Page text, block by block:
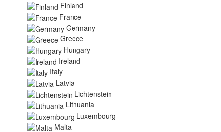
Finland
France
Germany
Greece
Hungary
Ireland
Italy
Latvia
Lichtenstein
Lithuania
Luxembourg
Malta